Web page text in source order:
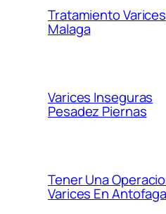
Tratamiento Varices
Malaga
Varices Inseguras
Pesadez Piernas
Tener Una
Varices En